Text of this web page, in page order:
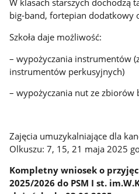
W klasach starszych dochodzą
big-band, fortepian dodatkowy
Szkoła daje możliwość:
– wypożyczania instrumentów
instrumentów perkusyjnych)
– wypożyczania nut ze zbiorów
Zajęcia umuzykalniające dla
Olkuszu: 7, 15, 21 maja 2025
Kompletny wniosek o
2025/2026 do PSM I st.